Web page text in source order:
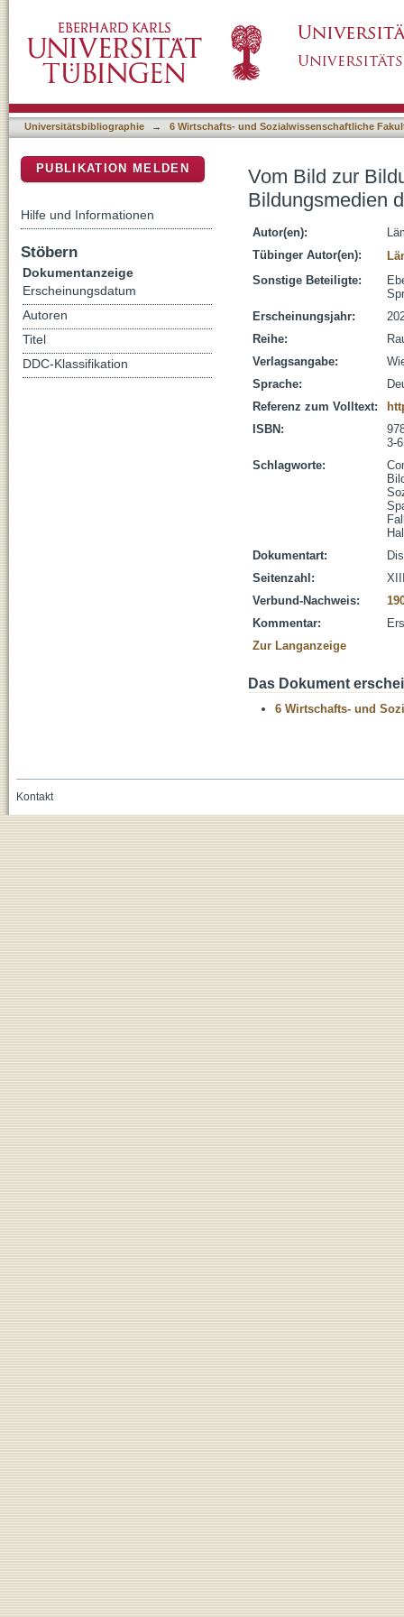
Universitätsbibliographie → 6 Wirtschafts- und Sozialwissenschaftliche
Vom Bild zur
Bildungsmedien
Autor(en):
Tübinger Autor(en):
Sonstige Beteiligte:
Erscheinungsjahr:
Reihe:
Verlagsangabe:
Sprache:
Referenz zum Volltext:
ISBN:
3-
Schlagworte:
Dokumentart:
Seitenzahl:
Verbund-Nachweis:
Kommentar:
Zur Langanzeige
Das Dokument
6 Wirtschafts- und
PUBLIKATION MELDEN
Hilfe und Informationen
Stöbern
Dokumentanzeige
Erscheinungsdatum
Autoren
Titel
DDC-Klassifikation
Kontakt